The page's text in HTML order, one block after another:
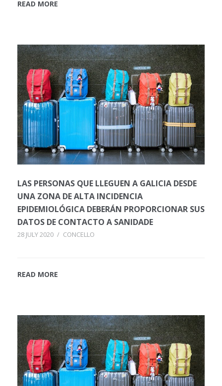
READ MORE
LAS PERSONAS QUE LLEGUEN A GALICIA DESDE
UNA ZONA DE ALTA INCIDENCIA
EPIDEMIOLÓGICA DEBERÁN PROPORCIONAR SUS
DATOS DE CONTACTO A SANIDADE
28 JULY 2020 / CONCELLO
READ MORE